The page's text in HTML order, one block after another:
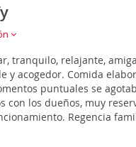
tranquilo, relajante,
y acogedor. Comida
puntuales se
con los dueños, muy
Regencia